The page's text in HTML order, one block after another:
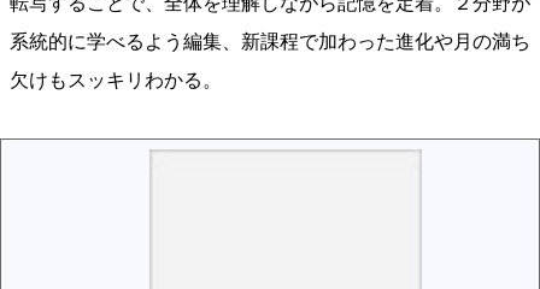
系統的に学べるよう編集、新課程で加わった進化や月の満ち
欠けもスッキリわかる。